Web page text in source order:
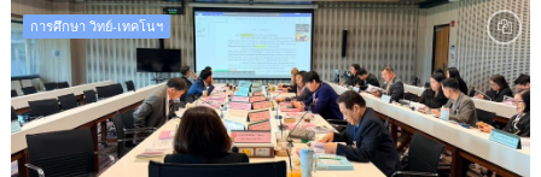
การศึกษา วิทย์-เทคโนฯ